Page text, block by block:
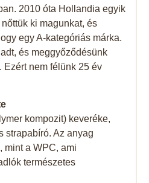
2010 óta Hollandia egyik
ki magunkat, és
egy A-kategóriás márka.
és meggyőződésünk
nem félünk 25 év
kompozit) keveréke,
strapabíró. Az anyag
mint a WPC, ami
természetes